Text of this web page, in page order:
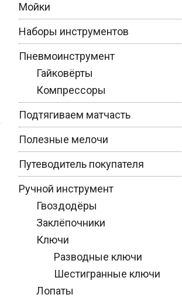
Мойки
Наборы инструментов
Пневмоинструмент
Гайковёрты
Компрессоры
Подтягиваем матчасть
Полезные мелочи
Путеводитель покупателя
Ручной инструмент
Гвоздодёры
Заклёпочники
Ключи
Разводные ключи
Шестигранные ключи
Лопаты